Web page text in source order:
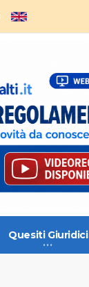
Quesiti Giuridici